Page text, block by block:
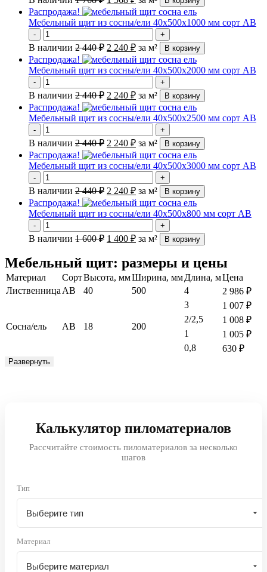
Распродажа!
Мебельный щит из сосны/ели 40х500х1000 мм сорт АВ
- +
В наличии 2 440₽ 2 240 ₽ за м² В корзину
Распродажа!
Мебельный щит из сосны/ели 40х500х2000 мм сорт АВ
- +
В наличии 2 440₽ 2 240 ₽ за м² В корзину
Распродажа!
Мебельный щит из сосны/ели 40х500х2500 мм сорт АВ
- +
В наличии 2 440₽ 2 240 ₽ за м² В корзину
Распродажа!
Мебельный щит из сосны/ели 40х500х3000 мм сорт АВ
- +
В наличии 2 440₽ 2 240 ₽ за м² В корзину
Распродажа!
Мебельный щит из сосны/ели 40х500х800 мм сорт АВ
- +
В наличии 1 600₽ 1 400 ₽ за м² В корзину
Мебельный щит: размеры и цены
Материал СортВысота, ммШирина, ммДлина, мЦена
Лиственница АВ 40 500 4 2 986 ₽
Сосна/ель АВ 18 200
3 1 007 ₽
2/2,5
1 008 ₽
1
1 005 ₽
0,8
630 ₽
Развернуть
Калькулятор пиломатериалов
Рассчитайте стоимость пиломатериалов за несколько
шагов
Тип
Материал